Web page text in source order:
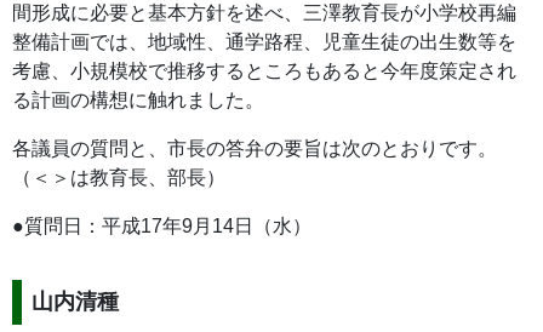
間形成に必要と基本方針を述べ、三澤教育長が小学校再編
整備計画では、地域性、通学路程、児童生徒の出生数等を
考慮、小規模校で推移するところもあると今年度策定され
る計画の構想に触れました。
各議員の質問と、市長の答弁の要旨は次のとおりです。
（＜＞は教育長、部長）
●質問日：平成17年9月14日（水）
山内清種